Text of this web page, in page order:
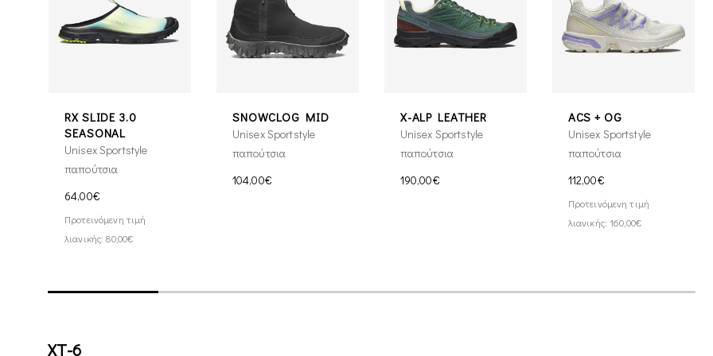
RX SLIDE 3.0
SEASONAL
Unisex Sportstyle
παπούτσια
64,00€
Προτεινόμενη τιμή
λιανικής: 80,00€
SNOWCLOG MID
Unisex Sportstyle
παπούτσια
104,00€
X-ALP LEATHER
Unisex Sportstyle
παπούτσια
190,00€
ACS + OG
Unisex Sportstyle
παπούτσια
112,00€
Προτεινόμενη τιμή
λιανικής: 160,00€
XT-6